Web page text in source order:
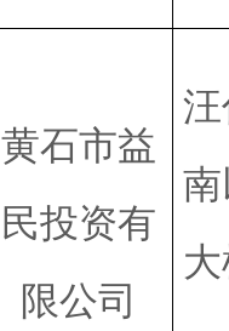
黄石市益
民投资有
限公司